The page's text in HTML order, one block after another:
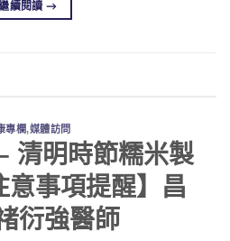
續閱讀→
專欄,媒體訪問
清明時節糯米製
意事項提醒】昌
衍強醫師